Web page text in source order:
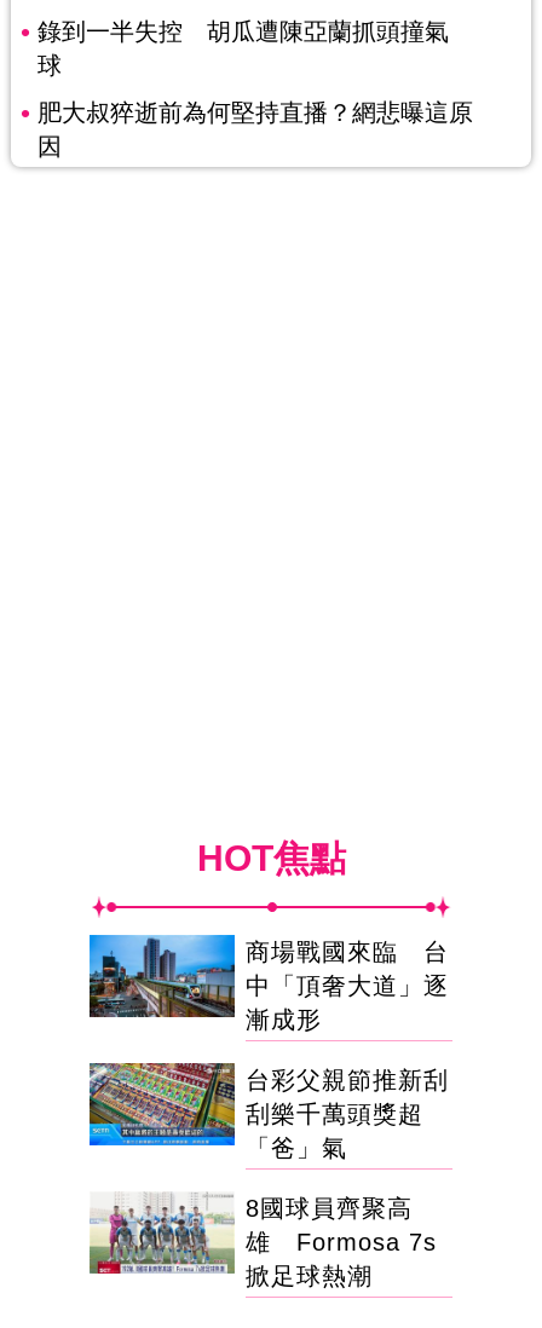
錄到一半失控 胡瓜遭陳亞蘭抓頭撞氣
球
肥大叔猝逝前為何堅持直播？網悲曝這原
因
HOT焦點
商場戰國來臨 台
中「頂奢大道」逐
漸成形
台彩父親節推新刮
刮樂千萬頭獎超
「爸」氣
8國球員齊聚高
雄 Formosa 7s
掀足球熱潮